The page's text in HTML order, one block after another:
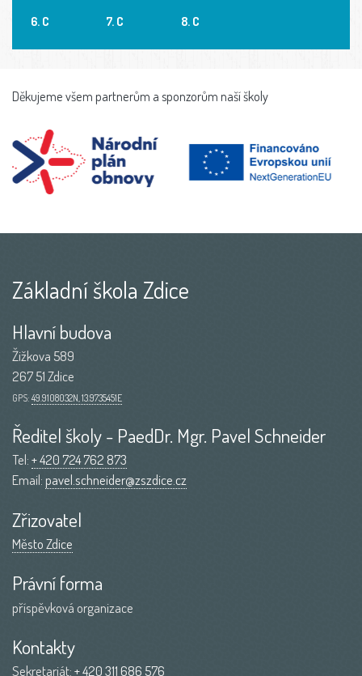
6. C 7. C 8. C
Děkujeme všem partnerům a sponzorům naší školy
Základní škola Zdice
Hlavní budova
Žižkova 589
267 51 Zdice
GPS: 49.9108032N, 13.9735451E
Ředitel školy - PaedDr. Mgr. Pavel Schneider
Tel:+ 420 724 762 873
Email:pavel.schneider@zszdice.cz
Zřizovatel
Město Zdice
Právní forma
příspěvková organizace
Kontakty
Sekretariát:+ 420 311 686 576